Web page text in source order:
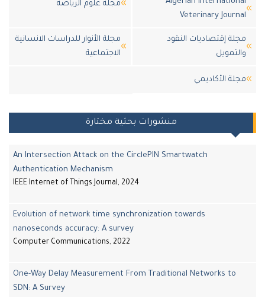
Veterinary
مجلة علوم الرياضة
إقتصاديات النقود
مجلة الأنوار للدراسات الانسانية
الاجتماعية
اﻷكاديمي
منشورات بحثية مختارة
An Intersection Attack on the CirclePIN Smartwatch
Authentication Mechanism
IEEE Internet of Things Journal, 2024
Evolution of network time synchronization towards
nanoseconds accuracy: A survey
Computer Communications, 2022
One-Way Delay Measurement From Traditional Networks to
SDN: A Survey